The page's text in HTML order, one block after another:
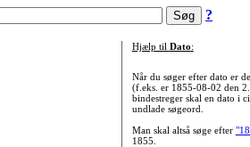
?
Hjælp til Dato:
Når du søger efter dato er
(f.eks. er 1855-08-02 den
bindestreger skal en dato i
undlade søgeord.
Man skal altså søge efter
1855.